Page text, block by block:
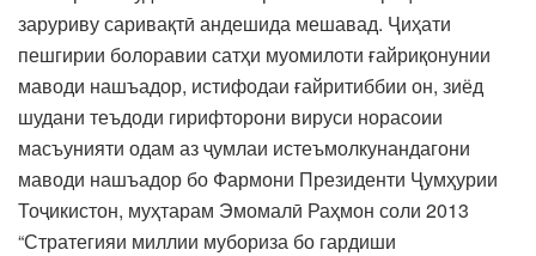
заруриву саривақтӣ андешида мешавад. Ҷиҳати
пешгирии болоравии сатҳи муомилоти ғайриқонунии
маводи нашъадор, истифодаи ғайритиббии он, зиёд
шудани теъдоди гирифторони вируси норасоии
масъунияти одам аз ҷумлаи истеъмолкунандагони
маводи нашъадор бо Фармони Президенти Ҷумҳурии
Тоҷикистон, муҳтарам Эмомалӣ Раҳмон соли 2013
“Стратегияи миллии мубориза бо гардиши